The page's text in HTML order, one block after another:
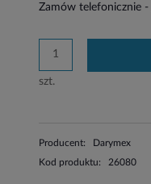
Zamów telefonicznie -
szt.
Producent:
Darymex
Kod produktu:
26080